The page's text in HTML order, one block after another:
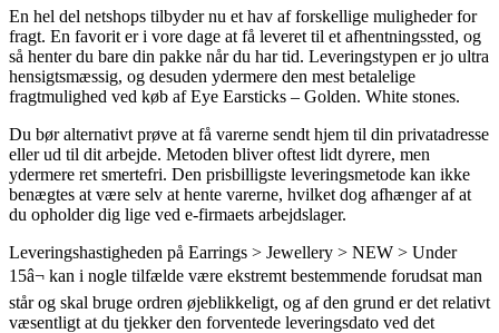
En hel del netshops tilbyder nu et hav af forskellige muligheder for
fragt. En favorit er i vore dage at få leveret til et afhentningssted, og
så henter du bare din pakke når du har tid. Leveringstypen er jo ultra
hensigtsmæssig, og desuden ydermere den mest betalelige
fragtmulighed ved køb af Eye Earsticks – Golden. White stones.
Du bør alternativt prøve at få varerne sendt hjem til din privatadresse
eller ud til dit arbejde. Metoden bliver oftest lidt dyrere, men
ydermere ret smertefri. Den prisbilligste leveringsmetode kan ikke
benægtes at være selv at hente varerne, hvilket dog afhænger af at
du opholder dig lige ved e-firmaets arbejdslager.
Leveringshastigheden på Earrings > Jewellery > NEW > Under
15â¬ kan i nogle tilfælde være ekstremt bestemmende forudsat man
står og skal bruge ordren øjeblikkeligt, og af den grund er det relativt
væsentligt at du tjekker den forventede leveringsdato ved det